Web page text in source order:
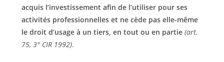
acquis l’investissement afin de l’utiliser pour ses
activités professionnelles et ne cède pas elle-même
le droit d’usage à un tiers, en tout ou en partie (art.
75, 3° CIR 1992).